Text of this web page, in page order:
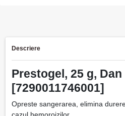
Descriere
Prestogel, 25 g, Dan
[7290011746001]
Opreste sangerarea, elimina